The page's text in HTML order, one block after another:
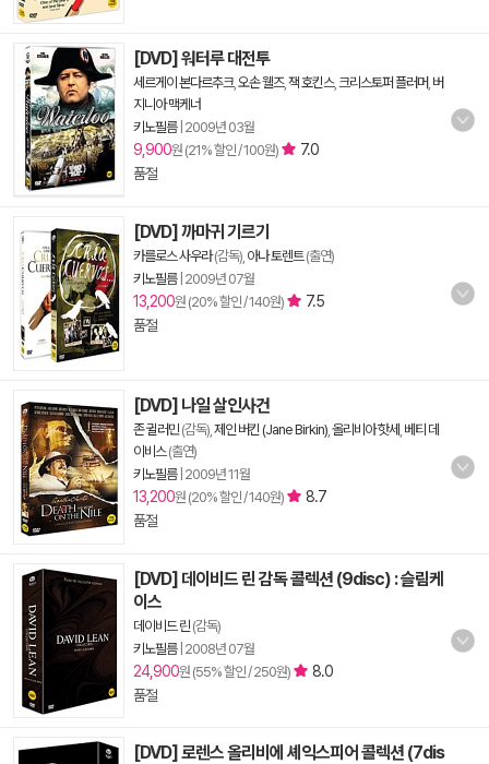
[DVD] 워터루 대전투
세르게이 본다르추크, 오손 웰즈, 잭 호킨스, 크리스토퍼 플러머 버
지니아 맥케너
키노필름| 2009년 03월
9,900원 (21% 할인 / 100원)
7.0
품절
[DVD] 까마귀 기르기
카를로스 사우라(감독), 아나 토렌트(출연)
키노필름| 2009년 07월
13,200원 (20% 할인 / 140원)
7.5
품절
[DVD] 나일 살인사건
존 귈러민(감독), 제인 버킨 (Jane Birkin) 올리비아 핫세 베티 데
이비스(출연)
키노필름| 2009년 11월
13,200원 (20% 할인 / 140원)
8.7
품절
[DVD] 데이비드 린 감독 콜렉션 (9disc) : 슬림케
이스
데이비드 린 (감독)
키노필름| 2008년 07월
24,900원 (55% 할인 / 250원)
8.0
품절
[DVD] 로렌스 올리비에 셰익스피어 콜렉션 (7dis